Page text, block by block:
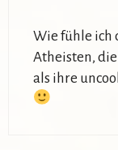
Wie fühle ich
Atheisten,
als ihre